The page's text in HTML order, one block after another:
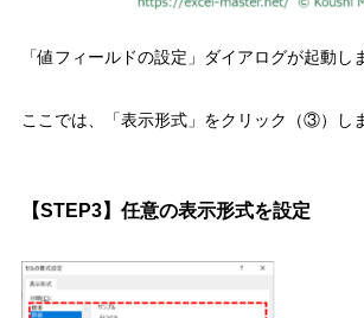
「値フィールドの設定」ダイアログが起動し
ここでは、 「表示形式」をクリック（③） し
【STEP3】任意の表示形式を設定